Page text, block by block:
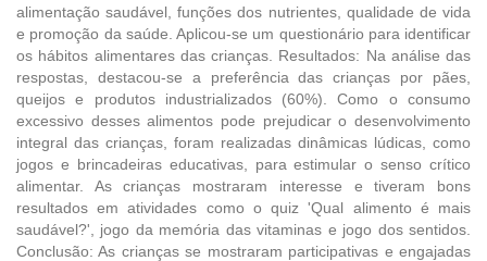
alimentação saudável, funções dos nutrientes, qualidade de vida
e promoção da saúde. Aplicou-se um questionário para identificar
os hábitos alimentares das crianças. Resultados: Na análise das
respostas, destacou-se a preferência das crianças por pães,
queijos e produtos industrializados (60%). Como o consumo
excessivo desses alimentos pode prejudicar o desenvolvimento
integral das crianças, foram realizadas dinâmicas lúdicas, como
jogos e brincadeiras educativas, para estimular o senso crítico
alimentar. As crianças mostraram interesse e tiveram bons
resultados em atividades como o quiz 'Qual alimento é mais
saudável?', jogo da memória das vitaminas e jogo dos sentidos.
Conclusão: As crianças se mostraram participativas e engajadas